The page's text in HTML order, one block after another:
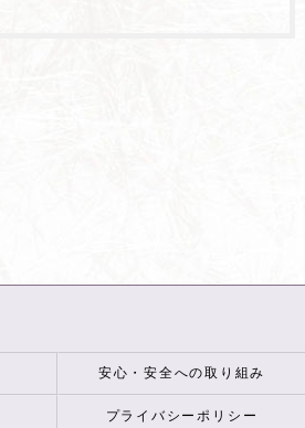
安心・安全への取り組み
プライバシーポリシー